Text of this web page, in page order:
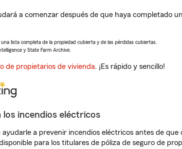
a comenzar después de que haya completado
lista completa de la propiedad cubierta y de las pérdidas cubiertas.
y State Farm Archive.
de propietarios de vivienda. ¡Es rápido y sencillo!
incendios eléctricos
a prevenir incendios eléctricos antes de
para los titulares de póliza de seguro de